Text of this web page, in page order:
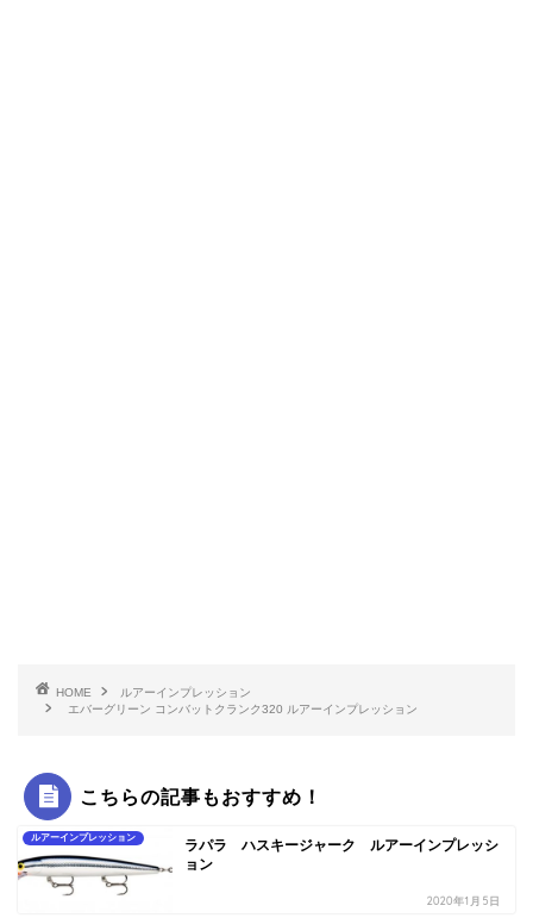
HOME
ルアーインプレッション
エバーグリーン コンバットクランク320 ルアーインプレッション
こちらの記事もおすすめ！
ルアーインプレッション
ラパラ ハスキージャーク ルアーインプレッシ
ョン
2020年1月5日